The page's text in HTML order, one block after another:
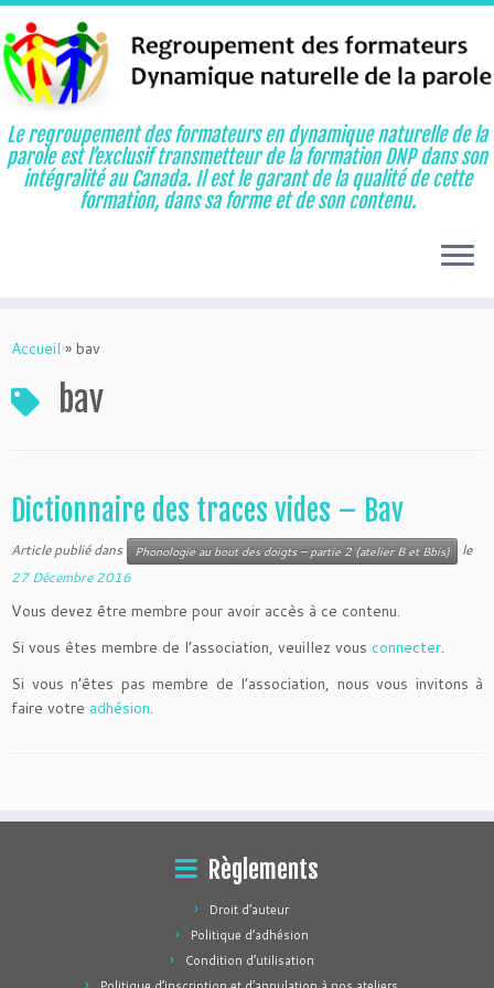
au
Le regroupement des formateurs en dynamique naturelle de la
parole est l’exclusif transmetteur de la formation DNP dans son
intégralité au Canada. Il est le garant de la qualité de cette
formation, dans sa forme et de son contenu.
Accueil » bav
bav
Dictionnaire des traces vides – Bav
Article publié dans Phonologie au bout des doigts – partie 2 (atelier B et Bbis)
le
27 Décembre 2016
Vous devez être membre pour avoir accès à ce contenu.
Si vous êtes membre de l’association, veuillez vous connecter.
Si vous n’êtes pas membre de l’association, nous vous invitons à
faire votre adhésion.
Règlements
Droit d’auteur
Politique d’adhésion
Condition d’utilisation